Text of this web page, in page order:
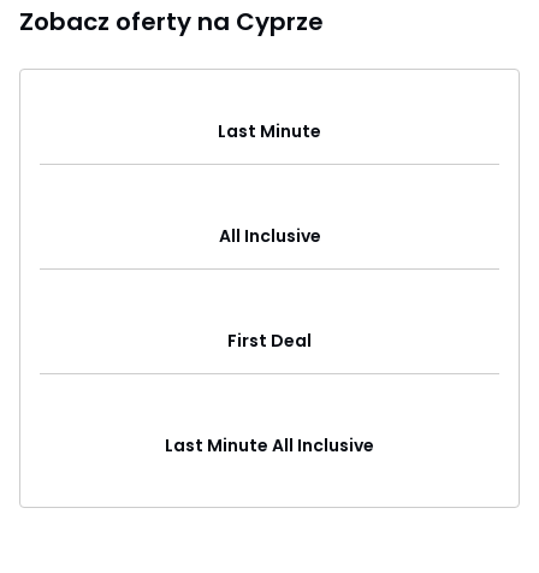
Zobacz oferty na Cyprze
Last Minute
All Inclusive
First Deal
Last Minute All Inclusive